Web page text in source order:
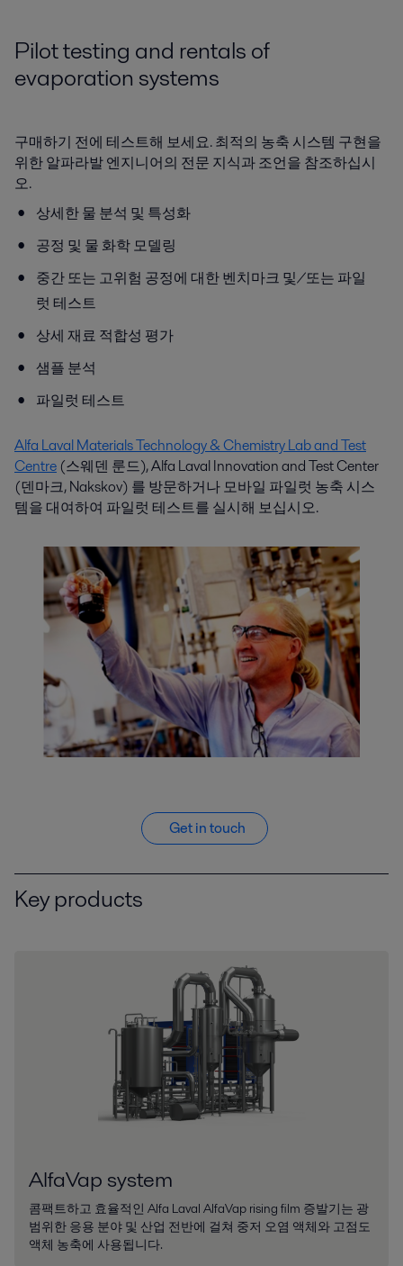
Pilot testing and rentals of
evaporation systems
구매하기 전에 테스트해 보세요. 최적의 농축 시스템 구현을
위한 알파라발 엔지니어의 전문 지식과 조언을 참조하십시
오.
상세한 물 분석 및 특성화
공정 및 물 화학 모델링
중간 또는 고위험 공정에 대한 벤치마크 및/또는 파일
럿 테스트
상세 재료 적합성 평가
샘플 분석
파일럿 테스트
Alfa Laval Materials Technology & Chemistry Lab and Test
Centre (스웨덴 룬드), Alfa Laval Innovation and Test Center
(덴마크, Nakskov) 를 방문하거나 모바일 파일럿 농축 시스
템을 대여하여 파일럿 테스트를 실시해 보십시오.
Get in touch
Key products
AlfaVap system
콤팩트하고 효율적인 Alfa Laval AlfaVap rising film 증발기는 광
범위한 응용 분야 및 산업 전반에 걸쳐 중저 오염 액체와 고점도
액체 농축에 사용됩니다.